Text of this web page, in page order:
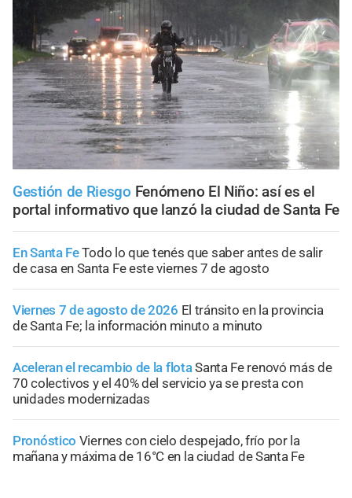
Gestión de Riesgo Fenómeno El Niño: así es el
portal informativo que lanzó la ciudad de Santa Fe
En Santa FeTodo lo que tenés que saber antes de salir
de casa en Santa Fe este viernes 7 de agosto
Viernes 7 de agosto de 2026 El tránsito en la provincia
de Santa Fe; la información minuto a minuto
Aceleran el recambio de la flotaSanta Fe renovó más de
70 colectivos y el 40% del servicio ya se presta con
unidades modernizadas
Pronóstico Viernes con cielo despejado, frío por la
mañana y máxima de 16°C en la ciudad de Santa Fe